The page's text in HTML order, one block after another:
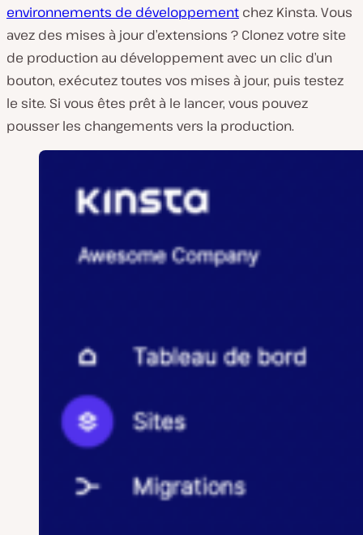
environnements de développement chez Kinsta. Vous
avez des mises à jour d’extensions ? Clonez votre site
de production au développement avec un clic d’un
bouton, exécutez toutes vos mises à jour, puis testez
le site. Si vous êtes prêt à le lancer, vous pouvez
pousser les changements vers la production.